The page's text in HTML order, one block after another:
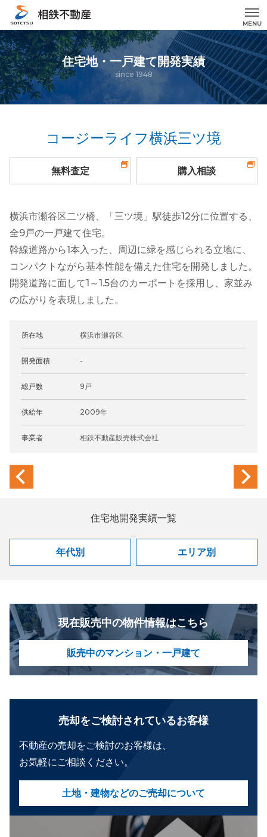
MENU
住宅地・一戸建て開発実績
since 1948
コージーライフ横浜三ツ境
無料査定 購入相談
横浜市瀬谷区二ツ橋、「三ツ境」駅徒歩12分に位置する、
全9戸の一戸建て住宅。
幹線道路から1本入った、周辺に緑を感じられる立地に、
コンパクトながら基本性能を備えた住宅を開発しました。
開発道路に面して1～1.5台のカーポートを採用し、家並み
の広がりを表現しました。
所在地 横浜市瀬谷区
開発面積 -
総戸数 9戸
供給年 2009年
事業者 相鉄不動産販売株式会社
住宅地開発実績一覧
年代別 エリア別
現在販売中の物件情報はこちら
販売中のマンション・一戸建て
売却をご検討されているお客様
不動産の売却をご検討のお客様は、
お気軽にご相談ください。
土地・建物などのご売却について